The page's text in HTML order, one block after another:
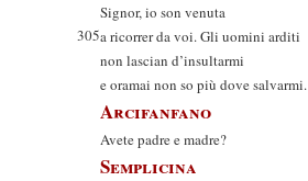
Signor, io son venuta
305a ricorrer da voi. Gli uomini arditi
non lascian d’insultarmi
e oramai non so più dove salvarmi.
Arcifanfano
Avete padre e madre?
Semplicina